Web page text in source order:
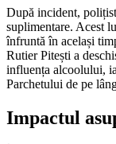
După incident,
suplimentare. Acest
înfruntă în același
Rutier Pitești a
influența alcoolului,
Parchetului de pe
Impactul